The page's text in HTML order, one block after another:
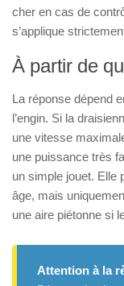
cher en cas de
s’applique
À partir de
La réponse dépend
l’engin. Si la
une vitesse
une puissance très
un simple jouet. Elle
âge, mais
une aire piétonne si
Attention à la